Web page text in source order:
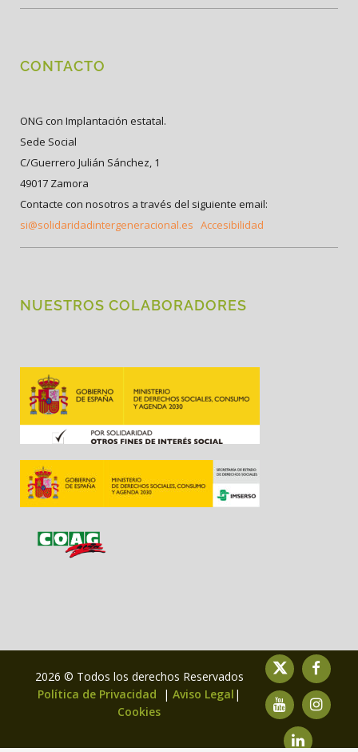
CONTACTO
ONG con Implantación estatal.
Sede Social
C/Guerrero Julián Sánchez, 1
49017 Zamora
Contacte con nosotros a través del siguiente email:
si@solidaridadintergeneracional.es Accesibilidad
NUESTROS COLABORADORES
2026 © Todos los derechos Reservados
Política de Privacidad
| Aviso Legal |
Cookies